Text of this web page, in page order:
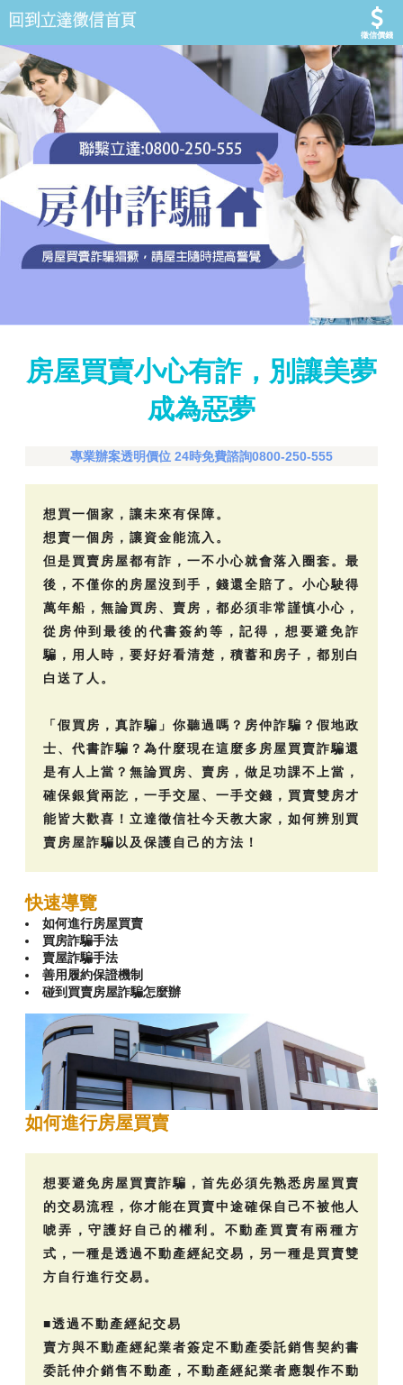
徵信價錢
房屋買賣小心有詐，別讓美夢
成為惡夢
專業辦案透明價位 24時免費諮詢0800-250-555
想買一個家，讓未來有保障。
想賣一個房，讓資金能流入。
但是買賣房屋都有詐，一不小心就會落入圈套。最
後，不僅你的房屋沒到手，錢還全賠了。小心駛得
萬年船，無論買房、賣房，都必須非常謹慎小心，
從房仲到最後的代書簽約等，記得，想要避免詐
騙，用人時，要好好看清楚，積蓄和房子，都別白
白送了人。
「假買房，真詐騙」你聽過嗎？房仲詐騙？假地政
士、代書詐騙？為什麼現在這麼多房屋買賣詐騙還
是有人上當？無論買房、賣房，做足功課不上當，
確保銀貨兩訖，一手交屋、一手交錢，買賣雙房才
能皆大歡喜！立達徵信社今天教大家，如何辨別買
賣房屋詐騙以及保護自己的方法！
快速導覽
如何進行房屋買賣
買房詐騙手法
賣屋詐騙手法
善用履約保證機制
碰到買賣房屋詐騙怎麼辦
如何進行房屋買賣
想要避免房屋買賣詐騙，首先必須先熟悉房屋買賣
的交易流程，你才能在買賣中途確保自己不被他人
唬弄，守護好自己的權利。不動產買賣有兩種方
式，一種是透過不動產經紀交易，另一種是買賣雙
方自行進行交易。
■透過不動產經紀交易
賣方與不動產經紀業者簽定不動產委託銷售契約書
委託仲介銷售不動產，不動產經紀業者應製作不動